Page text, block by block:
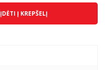
ĮDĖTI Į KREPŠELĮ